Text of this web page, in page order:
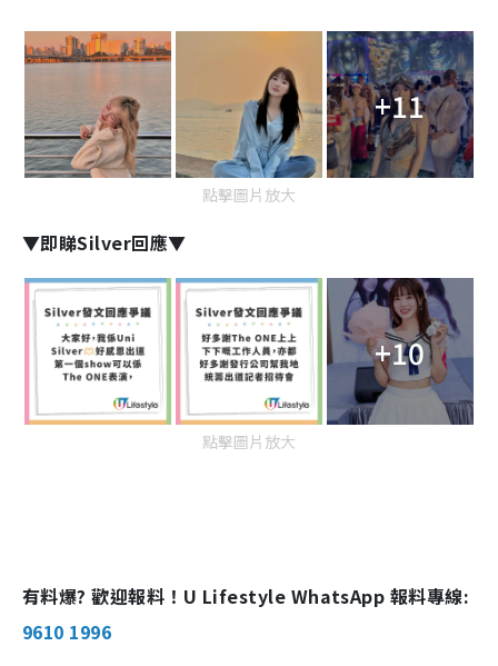
+11
點擊圖片放大
▼即睇Silver回應▼
+10
點擊圖片放大
有料爆? 歡迎報料！U Lifestyle WhatsApp 報料專線:
9610 1996